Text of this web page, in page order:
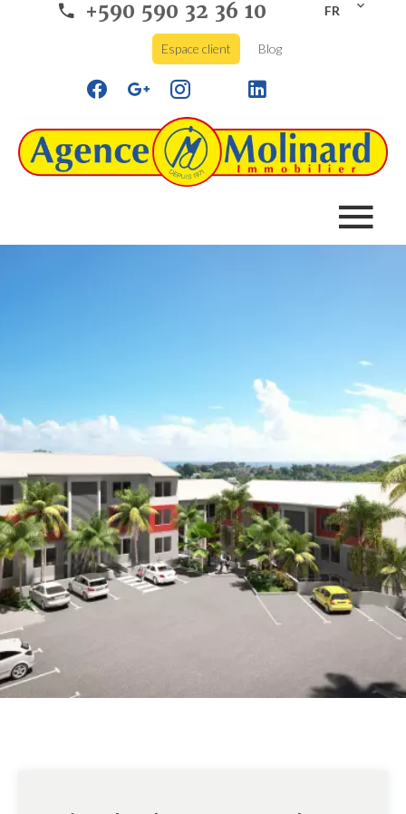
+590 590 32 36 10 FR
Espace client Blog